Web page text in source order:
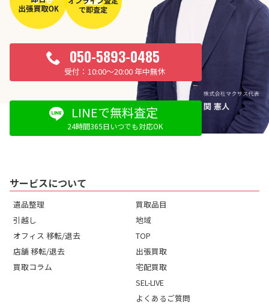
050-5893-0485
10:00〜20:00 年中無休
LINEで無料査定
24時間365日いつでも対応OK
サービスについて
遺品整理
引越し
オフィス 移転/退去
店舗 移転/退去
買取コラム
買取品目
地域
TOP
出張買取
宅配買取
SEL-LIVE
よくあるご質問